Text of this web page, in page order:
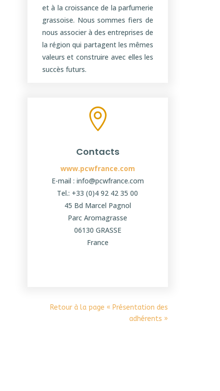
et à la croissance de la parfumerie
grassoise. Nous sommes fiers de
nous associer à des entreprises de
la région qui partagent les mêmes
valeurs et construire avec elles les
succès futurs.

Contacts
www.pcwfrance.com
E-mail : info@pcwfrance.com
Tel.: +33 (0)4 92 42 35 00
45 Bd Marcel Pagnol
Parc Aromagrasse
06130 GRASSE
France
Retour à la page « Présentation des
adhérents »